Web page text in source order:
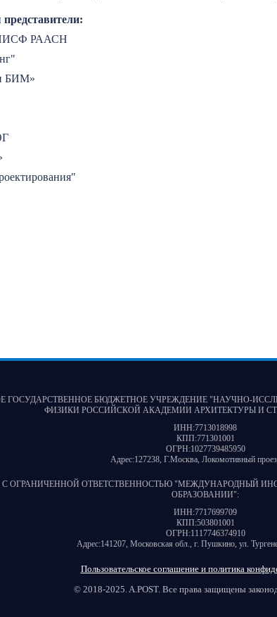
РААСН
БИМ»
ГОСУДАРСТВЕННОЕ БЮДЖЕТНОЕ УЧРЕЖДЕНИЕ "НАУЧНО-
ФИЗИКИ РОССИЙСКОЙ АКАДЕМИИ АРХИТЕКТУРЫ И
ИНН:7713018998
КПП:771301001
ОГРН:1027739485950
Адрес:127238, Г.Москва, Локомотивный
ОГРАНИЧЕННОЙ ОТВЕТСТВЕННОСТЬЮ "МЕЖДУНАРОДНЫЙ
ОБРАЗОВАНИИ":
ИНН:7717699709
КПП:503801001
ОГРН:1117746374910
Адрес:141207, Московская обл., г. Пушкино, ул.
Пользовательское соглашение и политика
© 2018-2025. A.POST. Все права защищены